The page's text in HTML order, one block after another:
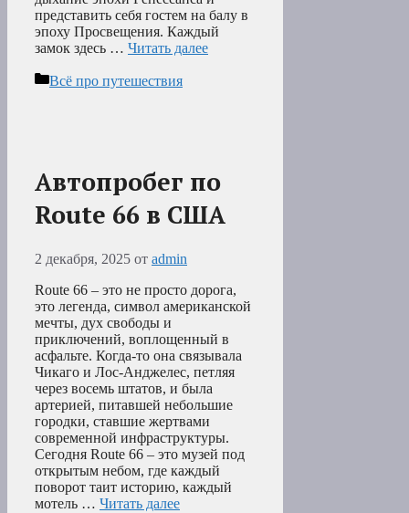
представить себя гостем на балу в
эпоху Просвещения. Каждый
замок здесь … Читать далее
Рубрики
Всё про путешествия
Автопробег по
Route 66 в США
2 декабря, 2025 от admin
Route 66 – это не просто дорога,
это легенда, символ американской
мечты, дух свободы и
приключений, воплощенный в
асфальте. Когда-то она связывала
Чикаго и Лос-Анджелес, петляя
через восемь штатов, и была
артерией, питавшей небольшие
городки, ставшие жертвами
современной инфраструктуры.
Сегодня Route 66 – это музей под
открытым небом, где каждый
поворот таит историю, каждый
мотель … Читать далее